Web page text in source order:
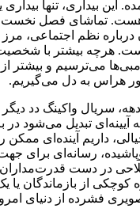
این بیداری، تنها
هست. تماشای فصل نخست
درباره نظم اجتماعی، مرز
هرچه بیشتر با
می‌ترسیم و بیشتر از
هراس به دل می‌گیریم.
سریال واکینگ دد
آیینه‌ای تبدیل می‌شود در
داریم آینده‌ای ممکن
رسانه‌ای برای
در دست
از بازماندگان یا
فشرده از دنیای